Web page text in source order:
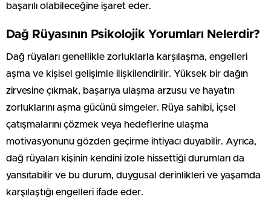
başarılı olabileceğine işaret eder.
Dağ Rüyasının Psikolojik Yorumları Nelerdir?
Dağ rüyaları genellikle zorluklarla karşılaşma, engelleri
aşma ve kişisel gelişimle ilişkilendirilir. Yüksek bir dağın
zirvesine çıkmak, başarıya ulaşma arzusu ve hayatın
zorluklarını aşma gücünü simgeler. Rüya sahibi, içsel
çatışmalarını çözmek veya hedeflerine ulaşma
motivasyonunu gözden geçirme ihtiyacı duyabilir. Ayrıca,
dağ rüyaları kişinin kendini izole hissettiği durumları da
yansıtabilir ve bu durum, duygusal derinlikleri ve yaşamda
karşılaştığı engelleri ifade eder.